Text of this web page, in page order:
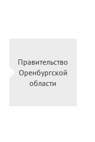
Правительство
Оренбургской
области